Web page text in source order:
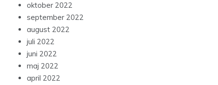
oktober 2022
september 2022
august 2022
juli 2022
juni 2022
maj 2022
april 2022